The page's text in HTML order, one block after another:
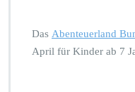
Das Abenteuerland
April für Kinder ab 7